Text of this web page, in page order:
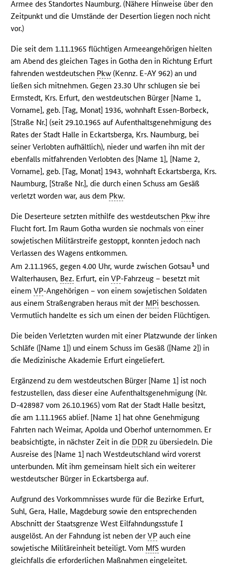
Armee des Standortes Naumburg. (Nähere Hinweise über den
Zeitpunkt und die Umstände der Desertion liegen noch nicht
vor.)
Die seit dem 1.11.1965 flüchtigen Armeeangehörigen hielten
am Abend des gleichen Tages in Gotha den in Richtung Erfurt
fahrenden westdeutschen Pkw (Kennz. E-AY 962) an und
ließen sich mitnehmen. Gegen 23.30 Uhr schlugen sie bei
Ermstedt, Krs. Erfurt, den westdeutschen Bürger [Name 1,
Vorname], geb. [Tag, Monat] 1936, wohnhaft Essen-Borbeck,
[Straße Nr.] (seit 29.10.1965 auf Aufenthaltsgenehmigung des
Rates der Stadt Halle in Eckartsberga, Krs. Naumburg, bei
seiner Verlobten aufhältlich), nieder und warfen ihn mit der
ebenfalls mitfahrenden Verlobten des [Name 1], [Name 2,
Vorname], geb. [Tag, Monat] 1943, wohnhaft Eckartsberga, Krs.
Naumburg, [Straße Nr.], die durch einen Schuss am Gesäß
verletzt worden war, aus dem Pkw.
Die Deserteure setzten mithilfe des westdeutschen Pkw ihre
Flucht fort. Im Raum Gotha wurden sie nochmals von einer
sowjetischen Militärstreife gestoppt, konnten jedoch nach
Verlassen des Wagens entkommen.
Am 2.11.1965, gegen 4.00 Uhr, wurde zwischen Gotsau1 und
Walterhausen, Bez. Erfurt, einVP-Fahrzeug – besetzt mit
einemVP-Angehörigen – von einem sowjetischen Soldaten
aus einem Straßengraben heraus mit der MPi beschossen.
Vermutlich handelte es sich um einen der beiden Flüchtigen.
Die beiden Verletzten wurden mit einer Platzwunde der linken
Schläfe ([Name 1]) und einem Schuss im Gesäß ([Name 2]) in
die Medizinische Akademie Erfurt eingeliefert.
Ergänzend zu dem westdeutschen Bürger [Name 1] ist noch
festzustellen, dass dieser eine Aufenthaltsgenehmigung (Nr.
D-428987 vom 26.10.1965) vom Rat der Stadt Halle besitzt,
die am 1.11.1965 ablief. [Name 1] hat ohne Genehmigung
Fahrten nach Weimar, Apolda und Oberhof unternommen. Er
beabsichtigte, in nächster Zeit in die DDR zu übersiedeln. Die
Ausreise des [Name 1] nach Westdeutschland wird vorerst
unterbunden. Mit ihm gemeinsam hielt sich ein weiterer
westdeutscher Bürger in Eckartsberga auf.
Aufgrund des Vorkommnisses wurde für die Bezirke Erfurt,
Suhl, Gera, Halle, Magdeburg sowie den entsprechenden
Abschnitt der Staatsgrenze West Eilfahndungsstufe I
ausgelöst. An der Fahndung ist neben derVP auch eine
sowjetische Militäreinheit beteiligt. Vom MfS wurden
gleichfalls die erforderlichen Maßnahmen eingeleitet.